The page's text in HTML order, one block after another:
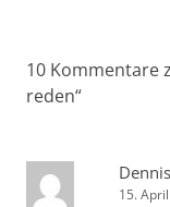
10 Kommentare
reden“
Dennis
15.